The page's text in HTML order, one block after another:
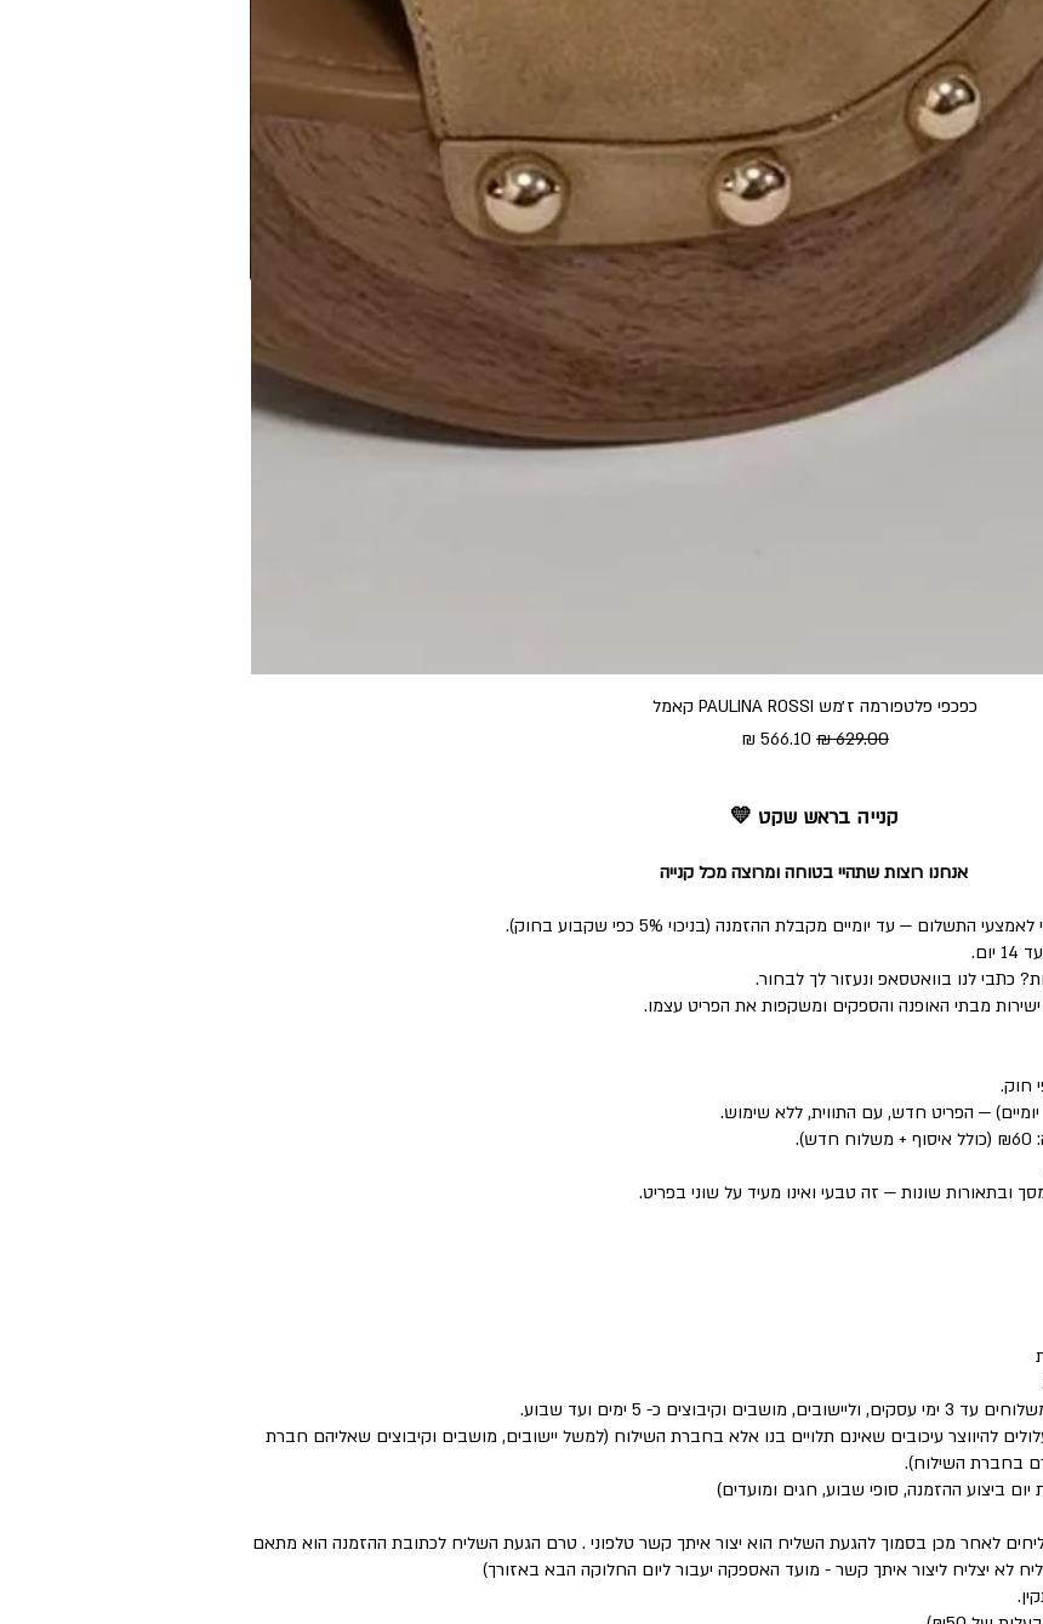
כפכפי פלטפורמה ז׳מש PAULINA ROSSI קאמל
מחיר רגיל מחיר מבצע
קנייה בראש שקט 💛
אנחנו רוצות שתהיי בטוחה ומרוצה מכל קנייה
— עד יומיים מקבלת ההזמנה (בניכוי 5% כפי שקבוע בחוק).
כתבי לנו בוואטסאפ ונעזור לך לבחור.
מבתי האופנה והספקים ומשקפות את הפריט עצמו.
ובתאורות שונות — זה טבעי ואינו מעיד על שוני בפריט.
כ- 5 ימים ועד שבוע.
להיווצר עיכובים שאינם תלויים בנו אלא בחברת השילוח (למשל יישובים, מושבים וקיבוצים שאליהם חברת
בחברת השילוח).
ביצוע ההזמנה, סופי שבוע, חגים ומועדים)
לאחר מכן בסמוך להגעת השליח הוא יצור איתך קשר טלפוני . טרם הגעת השליח לכתובת ההזמנה הוא מתאם
יצליח ליצור איתך קשר - מועד האספקה יעבור ליום החלוקה הבא באזורך)